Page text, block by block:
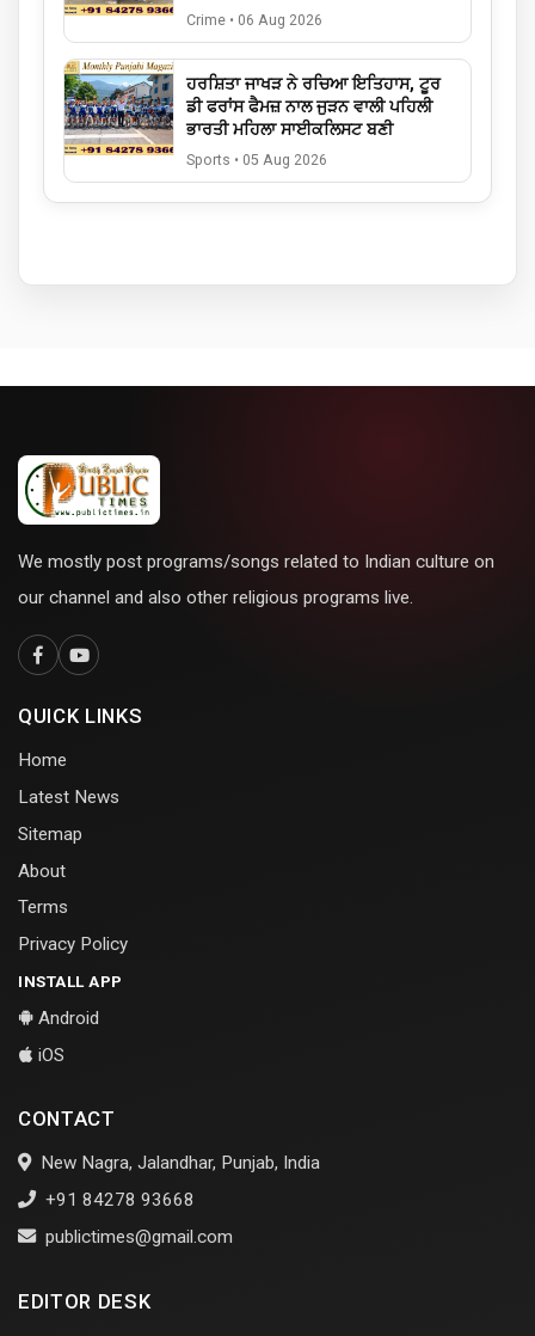
Crime • 06 Aug 2026
ਹਰਸ਼ਿਤਾ ਜਾਖੜ ਨੇ ਰਚਿਆ ਇਤਿਹਾਸ, ਟੂਰ
ਡੀ ਫਰਾਂਸ ਫੈਮਜ਼ ਨਾਲ ਜੁੜਨ ਵਾਲੀ ਪਹਿਲੀ
ਭਾਰਤੀ ਮਹਿਲਾ ਸਾਈਕਲਿਸਟ ਬਣੀ
Sports • 05 Aug 2026
We mostly post programs/songs related to Indian culture on
our channel and also other religious programs live.
QUICK LINKS
Home
Latest News
Sitemap
About
Terms
Privacy Policy
INSTALL APP
Android
iOS
CONTACT
New Nagra, Jalandhar, Punjab, India
+91 84278 93668
publictimes@gmail.com
EDITOR DESK